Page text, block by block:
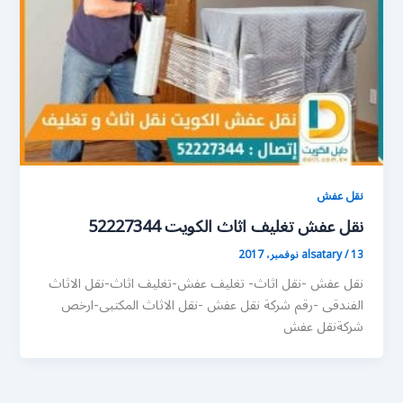
نقل عفش
نقل عفش تغليف اثاث الكويت 52227344
alsatary/13 نوفمبر، 2017
نقل عفش -نقل اثاث- تغليف عفش-تغليف اثاث-نقل الاثاث
الفندقى -رقم شركة نقل عفش -نقل الاثاث المكتبى-ارخص
شركةنقل عفش